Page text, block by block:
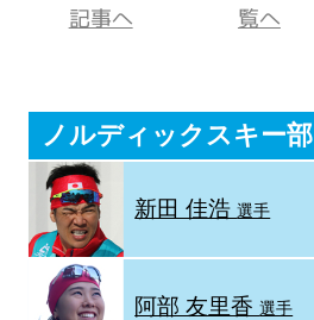
記事へ 覧へ
ノルディックスキー部
新田 佳浩選手
阿部 友里香選手